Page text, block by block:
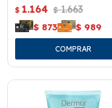
$ 1.164 $ 1.663
$ 873 $ 989